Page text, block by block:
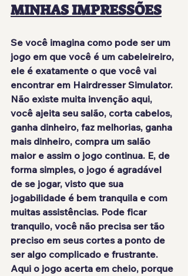
MINHAS IMPRESSÕES
Se você imagina como pode ser um
jogo em que você é um cabeleireiro,
ele é exatamente o que você vai
encontrar em Hairdresser Simulator.
Não existe muita invenção aqui,
você ajeita seu salão, corta cabelos,
ganha dinheiro, faz melhorias, ganha
mais dinheiro, compra um salão
maior e assim o jogo continua. E, de
forma simples, o jogo é agradável
de se jogar, visto que sua
jogabilidade é bem tranquila e com
muitas assistências. Pode ficar
tranquilo, você não precisa ser tão
preciso em seus cortes a ponto de
ser algo complicado e frustrante.
Aqui o jogo acerta em cheio, porque